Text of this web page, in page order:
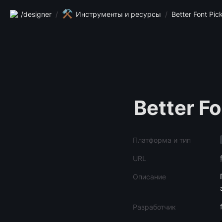
/designer / ⚒️ Инструменты и ресурсы / Better Font
Better
Платформа и тип
URL
Описание
Разработчик